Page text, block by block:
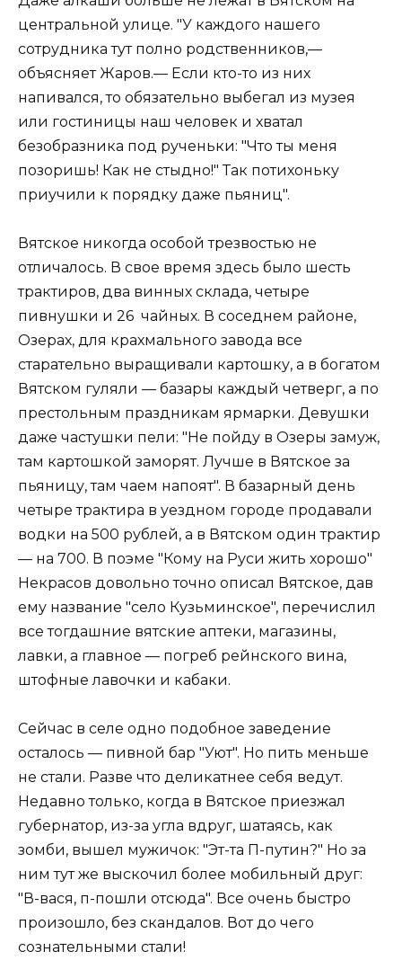
центральной улице. "У каждого нашего
сотрудника тут полно родственников,—
объясняет Жаров.— Если кто-то из них
напивался, то обязательно выбегал из музея
или гостиницы наш человек и хватал
безобразника под рученьки: "Что ты меня
позоришь! Как не стыдно!" Так потихоньку
приучили к порядку даже пьяниц".
Вятское никогда особой трезвостью не
отличалось. В свое время здесь было шесть
трактиров, два винных склада, четыре
пивнушки и 26 чайных. В соседнем районе,
Озерах, для крахмального завода все
старательно выращивали картошку, а в богатом
Вятском гуляли — базары каждый четверг, а по
престольным праздникам ярмарки. Девушки
даже частушки пели: "Не пойду в Озеры замуж,
там картошкой заморят. Лучше в Вятское за
пьяницу, там чаем напоят". В базарный день
четыре трактира в уездном городе продавали
водки на 500 рублей, а в Вятском один трактир
— на 700. В поэме "Кому на Руси жить хорошо"
Некрасов довольно точно описал Вятское, дав
ему название "село Кузьминское", перечислил
все тогдашние вятские аптеки, магазины,
лавки, а главное — погреб рейнского вина,
штофные лавочки и кабаки.
Сейчас в селе одно подобное заведение
осталось — пивной бар "Уют". Но пить меньше
не стали. Разве что деликатнее себя ведут.
Недавно только, когда в Вятское приезжал
губернатор, из-за угла вдруг, шатаясь, как
зомби, вышел мужичок: "Эт-та П-путин?" Но за
ним тут же выскочил более мобильный друг:
"В-вася, п-пошли отсюда". Все очень быстро
произошло, без скандалов. Вот до чего
сознательными стали!